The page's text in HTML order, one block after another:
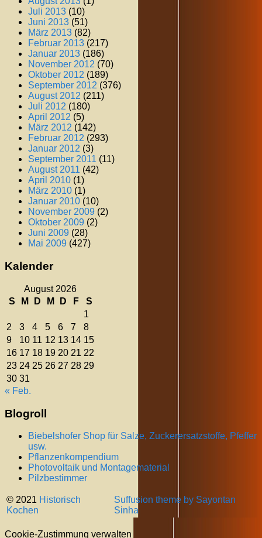
Juli 2013 (10)
Juni 2013 (51)
März 2013 (82)
Februar 2013 (217)
Januar 2013 (186)
November 2012 (70)
Oktober 2012 (189)
September 2012 (376)
August 2012 (211)
Juli 2012 (180)
April 2012 (5)
März 2012 (142)
Februar 2012 (293)
Januar 2012 (3)
September 2011 (11)
August 2011 (42)
April 2010 (1)
März 2010 (1)
Januar 2010 (10)
November 2009 (2)
Oktober 2009 (2)
Juni 2009 (28)
Mai 2009 (427)
Kalender
August 2026
S
M D M D F
S
1
2
3 4 5 6 7
8
9
10 11 12 13 14 15
16 17 18 19 20 21 22
23 24 25 26 27 28 29
30 31
« Feb.
Blogroll
Biebelshofer Shop für Salze, Zuckerersatzstoffe, Pfeffer
usw.
Pflanzenkompendium
Photovoltaik und Montagematerial
Pilzbestimmer
© 2021 Historisch
Kochen
Suffusion theme by Sayontan
Sinha
Cookie-Zustimmung verwalten